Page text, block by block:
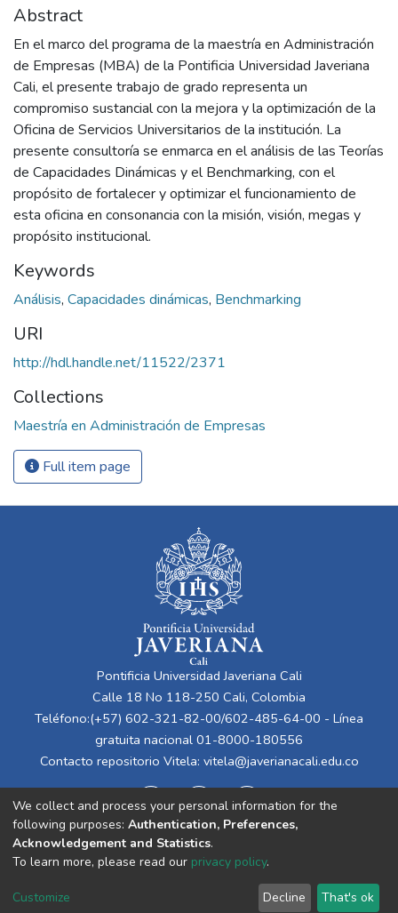
Abstract
En el marco del programa de la maestría en Administración
de Empresas (MBA) de la Pontificia Universidad Javeriana
Cali, el presente trabajo de grado representa un
compromiso sustancial con la mejora y la optimización de la
Oficina de Servicios Universitarios de la institución. La
presente consultoría se enmarca en el análisis de las Teorías
de Capacidades Dinámicas y el Benchmarking, con el
propósito de fortalecer y optimizar el funcionamiento de
esta oficina en consonancia con la misión, visión, megas y
propósito institucional.
Keywords
Análisis, Capacidades dinámicas, Benchmarking
URI
http://hdl.handle.net/11522/2371
Collections
Maestría en Administración de Empresas
Full item page
Pontificia Universidad Javeriana Cali
Calle 18 No 118-250 Cali, Colombia
Teléfono:(+57) 602-321-82-00/602-485-64-00 - Línea
gratuita nacional 01-8000-180556
Contacto repositorio Vitela: vitela@javerianacali.edu.co
Cookie
End User
Send
We collect and process your personal information for the
following purposes: Authentication, Preferences,
Acknowledgement and Statistics.
To learn more, please read our privacy policy.
Customize Decline That's ok